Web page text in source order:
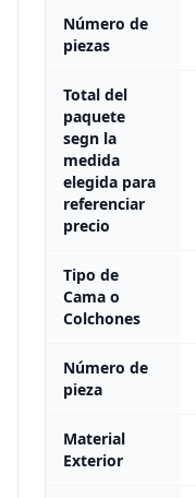
Número de
piezas
Total del
paquete
segn la
medida
elegida para
referenciar
precio
Tipo de
Cama o
Colchones
Número de
pieza
Material
Exterior